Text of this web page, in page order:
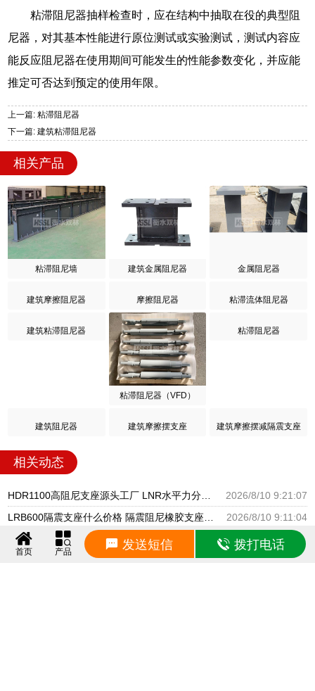
粘滞阻尼器抽样检查时，应在结构中抽取在役的典型阻
尼器，对其基本性能进行原位测试或实验测试，测试内容应
能反应阻尼器在使用期间可能发生的性能参数变化，并应能
推定可否达到预定的使用年限。
上一篇: 粘滞阻尼器
下一篇: 建筑粘滞阻尼器
相关产品
粘滞阻尼墙 建筑金属阻尼器 金属阻尼器
建筑摩擦阻尼器 摩擦阻尼器 粘滞流体阻尼器
建筑粘滞阻尼器
粘滞阻尼器（VFD）
粘滞阻尼器
建筑阻尼器 建筑摩擦摆支座 建筑摩擦摆减隔震支座
相关动态
2026/8/10 9:21:07
2026/8/10 9:11:04
2026/8/10 9:00:03
建筑楼梯叠层橡胶隔震支座源头工厂 抗震式橡胶支座 隔震支座生产源头工厂
2026/8/9 9:20:56
首页 产品 发送短信 拨打电话